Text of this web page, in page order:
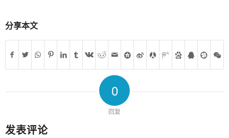
分享本文
0
回复
发表评论